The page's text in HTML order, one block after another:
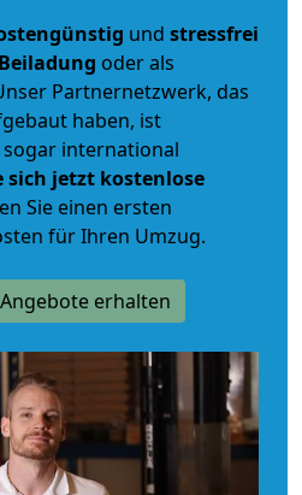
und stressfrei
Beiladung oder als
Partnernetzwerk, das
haben, ist
international
sich jetzt kostenlose
Sie einen ersten
für Ihren Umzug.
erhalten